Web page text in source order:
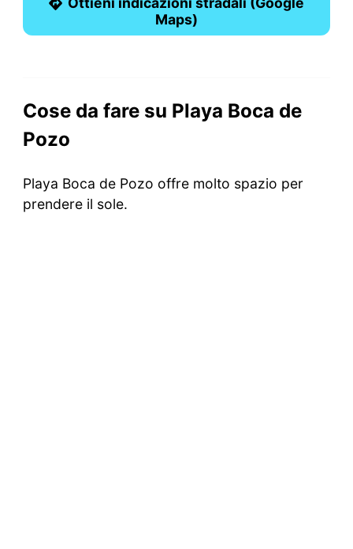
Maps)
Cose da fare su Playa Boca de
Pozo
Playa Boca de Pozo offre molto spazio per
prendere il sole.